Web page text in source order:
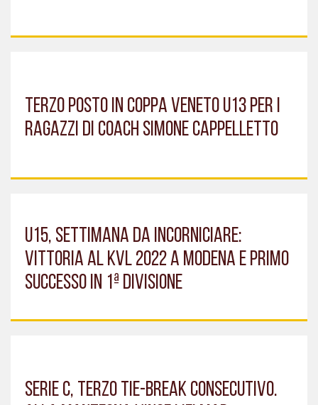
TERZO POSTO IN COPPA VENETO U13 PER I
RAGAZZI DI COACH SIMONE CAPPELLETTO
U15, SETTIMANA DA INCORNICIARE:
VITTORIA AL KVL 2022 A MODENA E PRIMO
SUCCESSO IN 1ª DIVISIONE
SERIE C, TERZO TIE-BREAK CONSECUTIVO.